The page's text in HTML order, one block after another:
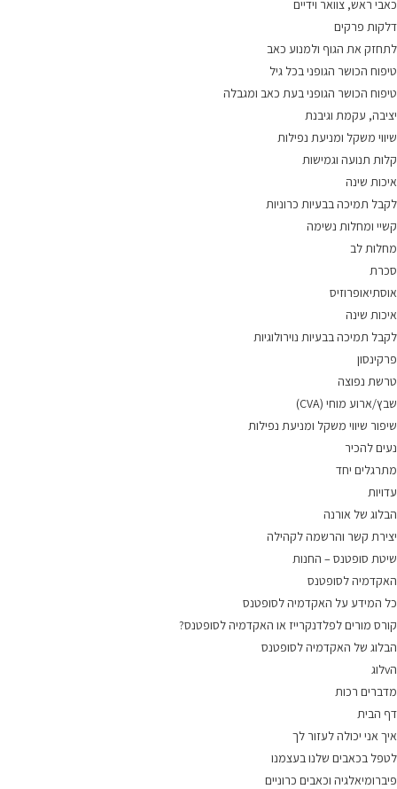
כאבי ראש, צוואר וידיים
דלקות פרקים
לתחזק את הגוף ולמנוע כאב
טיפוח הכושר הגופני בכל גיל
טיפוח הכושר הגופני בעת כאב ומגבלה
יציבה, עקמת וגיבנת
שיווי משקל ומניעת נפילות
קלות תנועה וגמישות
איכות שינה
לקבל תמיכה בבעיות כרוניות
קשיי ומחלות נשימה
מחלות לב
סכרת
אוסתיאופרוזיס
איכות שינה
לקבל תמיכה בבעיות נוירולוגיות
פרקינסון
טרשת נפוצה
שבץ/ארוע מוחי (CVA)
שיפור שיווי משקל ומניעת נפילות
נעים להכיר
מתרגלים יחד
עדויות
הבלוג של אורנה
יצירת קשר והרשמה לקהילה
שיטת סופטנס – החנות
האקדמיה לסופטנס
כל המידע על האקדמיה לסופטנס
קורס מורים לפלדנקרייז או האקדמיה לסופטנס?
הבלוג של האקדמיה לסופטנס
הvלוג
מדברים רכות
דף הבית
איך אני יכולה לעזור לך
לטפל בכאבים שלנו בעצמנו
פיברומיאלגיה וכאבים כרוניים